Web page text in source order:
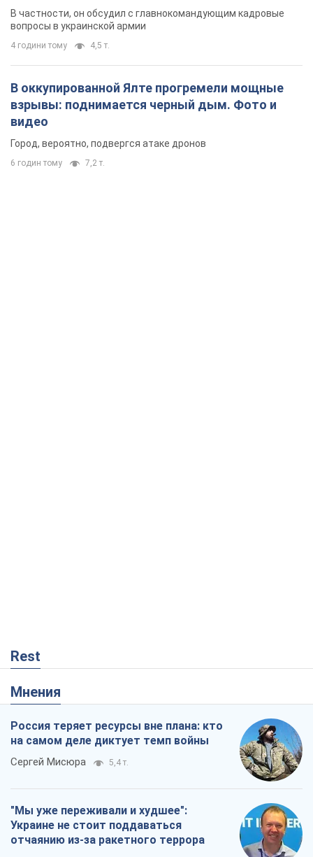
новых мерах
В частности, он обсудил с главнокомандующим кадровые
вопросы в украинской армии
4 години тому 4,5 т.
В оккупированной Ялте прогремели мощные
взрывы: поднимается черный дым. Фото и
видео
Город, вероятно, подвергся атаке дронов
6 годин тому 7,2 т.
Rest
Мнения
Россия теряет ресурсы вне плана: кто
на самом деле диктует темп войны
Сергей Мисюра 5,4 т.
"Мы уже переживали и худшее":
Украине не стоит поддаваться
отчаянию из-за ракетного террора